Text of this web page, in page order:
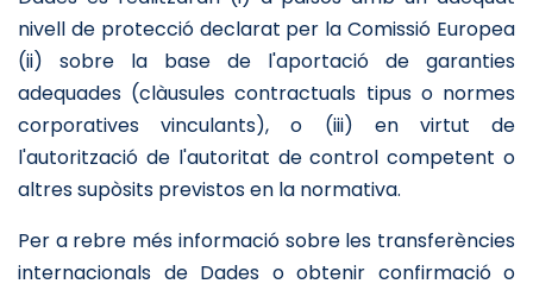
nivell de protecció declarat per la Comissió Europea
(ii) sobre la base de l'aportació de garanties
adequades (clàusules contractuals tipus o normes
corporatives vinculants), o (iii) en virtut de
l'autorització de l'autoritat de control competent o
altres supòsits previstos en la normativa.
Per a rebre més informació sobre les transferències
internacionals de Dades o obtenir confirmació o